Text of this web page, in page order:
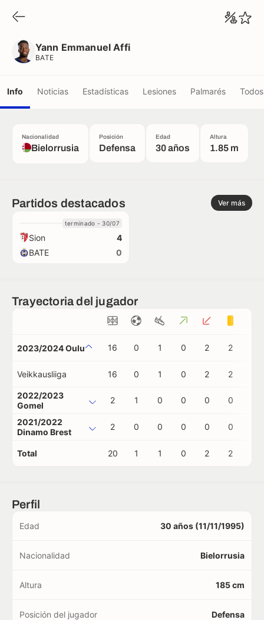
Yann Emmanuel Affi
BATE
Info Noticias Estadísticas Lesiones Palmarés
Nacionalidad
Bielorrusia
Posición
Defensa
Edad
30 años
Altura
1.85 m
Partidos destacados Ver más
terminado - 30/07
Sion
4
BATE
0
Trayectoria del jugador
2023/2024 Oulu 16 0 1 0 2 2
Veikkausliiga 16 0 1 0 2 2
2022/2023
Gomel
2 1 0 0 0 0
2021/2022
Dinamo Brest
2 0 0 0 0 0
Total 20 1 1 0 2 2
Perfil
Edad 30 años (11/11/1995)
Nacionalidad Bielorrusia
Altura 185 cm
Posición del jugador Defensa